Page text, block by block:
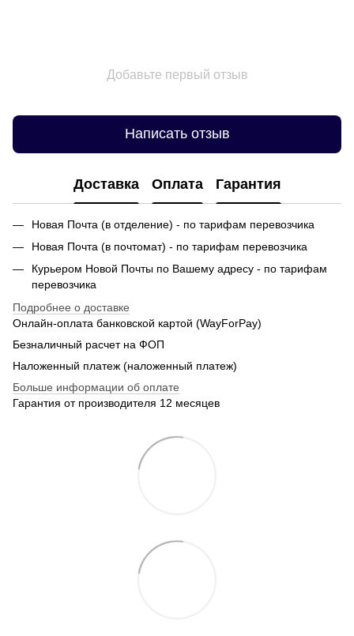
Добавьте первый отзыв
Написать отзыв
Доставка Оплата Гарантия
Новая Почта (в отделение) - по тарифам перевозчика
Новая Почта (в почтомат) - по тарифам перевозчика
Курьером Новой Почты по Вашему адресу - по тарифам
перевозчика
Подробнее о доставке
Онлайн-оплата банковской картой (WayForPay)
Безналичный расчет на ФОП
Наложенный платеж (наложенный платеж)
Больше информации об оплате
Гарантия от производителя 12 месяцев